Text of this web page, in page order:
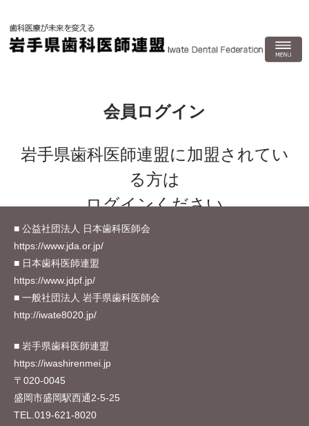
会員ログイン
岩手県歯科医師連盟に加盟されてい
る方は
ログインください
LOGIN ID
上に表示された文字を入力してください。
■ 公益社団法人 日本歯科医師会
https://www.jda.or.jp/
■ 日本歯科医師連盟
https://www.jdpf.jp/
■ 一般社団法人 岩手県歯科医師会
http://iwate8020.jp/
■ 岩手県歯科医師連盟
https://iwashirenmei.jp
〒020-0045
盛岡市盛岡駅西通2-5-25
TEL. 019-621-8020